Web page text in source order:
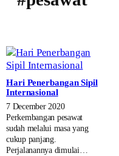
Hari Penerbangan Sipil
Internasional
7 December 2020
Perkembangan pesawat
sudah melalui masa yang
cukup panjang.
Perjalanannya dimulai…